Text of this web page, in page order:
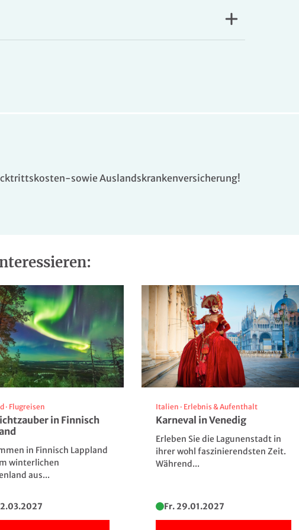
Herbstidylle auf der Seiser Alm
© T. Linack - Fotolia
und Freiheit.
Auszeit voller Ruhe, Genuss und Abenteuer im
Balkon aus genießt Du morgens wie abends den
Waldesruh, Natz-
Quelle: Naturhotel Waldesruh, Natz-
Schabs
Waldesruh, Natz-
sowie Auslandskrankenversicherung!
· Flugreisen
in Finnisch
in Finnisch Lappland
winterlichen
aus...
Italien · Erlebnis & Aufenthalt
Karneval in Venedig
Erleben Sie die Lagunenstadt in
ihrer wohl faszinierendsten Zeit.
Während...
Fr. 29.01.2027